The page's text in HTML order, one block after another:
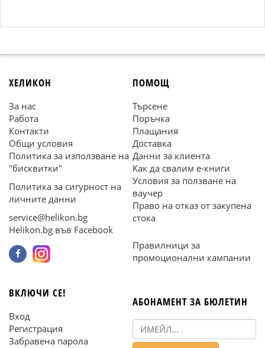
ХЕЛИКОН
За нас
Работа
Контакти
Общи условия
Политика за използване на
"бисквитки"
Политика за сигурност на
личните данни
service@helikon.bg
Helikon.bg във Facebook
ПОМОЩ
Търсене
Поръчка
Плащания
Доставка
Данни за клиента
Как да свалим е-книги
Условия за ползване на
ваучер
Право на отказ от закупена
стока
Правилници за
промоционални кампании
ВКЛЮЧИ СЕ!
Вход
Регистрация
Забравена парола
АБОНАМЕНТ ЗА БЮЛЕТИН